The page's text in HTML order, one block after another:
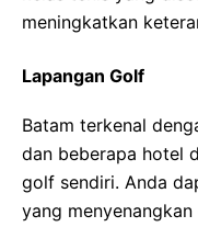
meningkatkan
Lapangan Golf
Batam terkenal
dan beberapa hotel
golf sendiri. Anda
yang